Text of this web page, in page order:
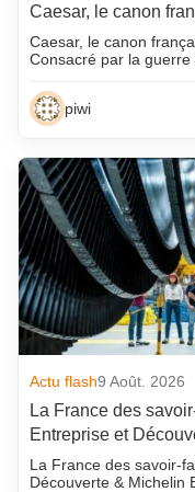
Caesar, le canon
Caesar, le canon
Consacré par la
piwi
Actu flash9 Août. 2026
La France des
Entreprise et
La France des savoir-
Découverte & Michelin